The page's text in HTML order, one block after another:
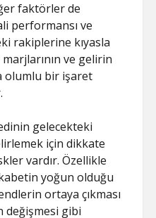
faktörler de
performansı ve
rakiplerine kıyasla
ve gelirin
olumlu bir işaret
gelecekteki
için dikkate
vardır. Özellikle
yoğun olduğu
ortaya çıkması
değişmesi gibi